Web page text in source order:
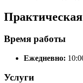
Время работы
Ежедневно:
Услуги